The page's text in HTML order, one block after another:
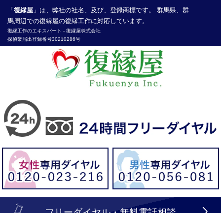
「 復縁屋 」は、弊社の社名、及び、登録商標です。 群馬県、群
馬周辺での復縁屋の復縁工作に対応しています。
復縁工作のエキスパート - 復縁屋株式会社
探偵業届出登録番号30210286号